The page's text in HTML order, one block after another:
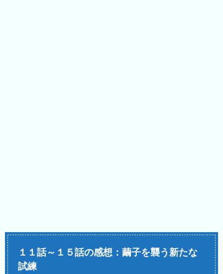
１１話～１５話の感想：繭子を襲う新たな
試練